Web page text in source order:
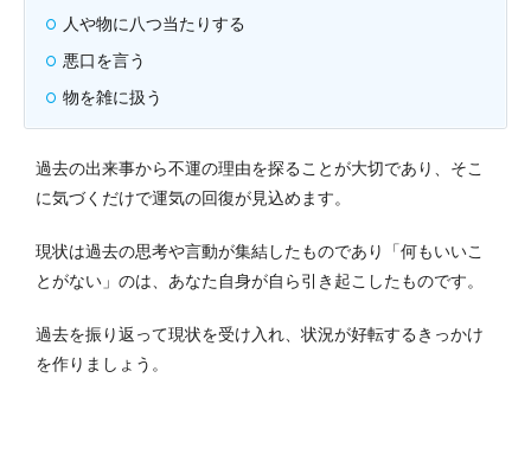
人や物に八つ当たりする
悪口を言う
物を雑に扱う
過去の出来事から不運の理由を探ることが大切であり、そこ
に気づくだけで運気の回復が見込めます。
現状は過去の思考や言動が集結したものであり「何もいいこ
とがない」のは、あなた自身が自ら引き起こしたものです。
過去を振り返って現状を受け入れ、状況が好転するきっかけ
を作りましょう。